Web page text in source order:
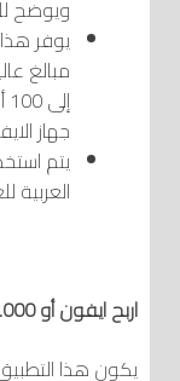
ويوضح
يوفر
مبالغ
جهاز
يتم
اربح ايفون أو 100.000 دولار
يكون هذا